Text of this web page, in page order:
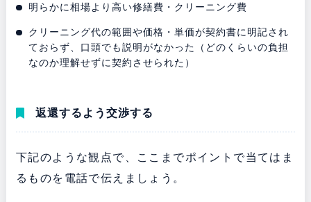
明らかに相場より高い修繕費・クリーニング費
クリーニング代の範囲や価格・単価が契約書に明記され
ておらず、口頭でも説明がなかった（どのくらいの負担
なのか理解せずに契約させられた）
返還するよう交渉する
下記のような観点で、ここまでポイントで当てはま
るものを電話で伝えましょう。